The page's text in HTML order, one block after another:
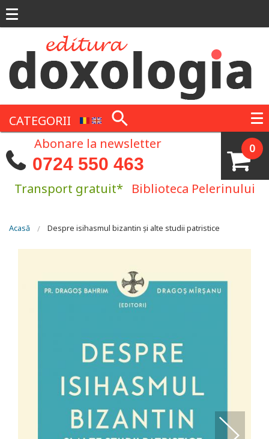
CATEGORII
0
Abonare la newsletter
0724 550 463
Transport gratuit* Biblioteca Pelerinului
Eşti aici
Acasă Despre isihasmul bizantin și alte studii patristice